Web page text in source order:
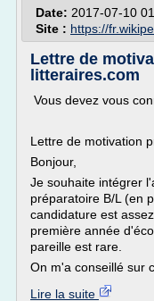
Date: 2017-07-10
Site : https://
Lettre de
litteraires.com
Vous devez vous
Lettre de motivation
Bonjour,
Je souhaite intégrer
préparatoire B/L (en
candidature est
première année
pareille est rare.
On m'a conseillé sur
Lire la suite